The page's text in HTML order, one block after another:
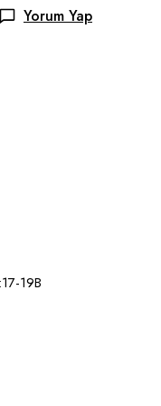
Yorum Yap
19B